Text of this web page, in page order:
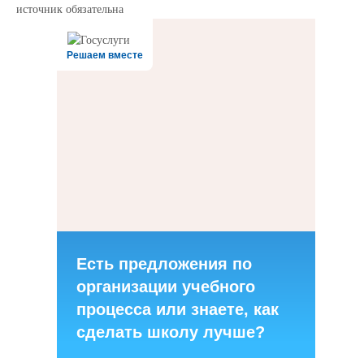
источник обязательна
Решаем вместе
Есть предложения по
организации учебного
процесса или знаете, как
сделать школу лучше?